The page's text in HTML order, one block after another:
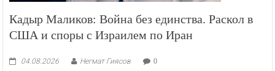
Кадыр Маликов: Война без единства. Раскол в
США и споры с Израилем по Иран
04.08.2026 Негмат Гиясов 0